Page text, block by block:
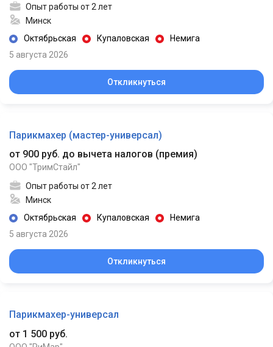
Опыт работы от 2 лет
Минск
Октябрьская
Купаловская
Немига
5 августа 2026
Откликнуться
Парикмахер (мастер-универсал)
от 900 руб. до вычета налогов (премия)
ООО "ТримСтайл"
Опыт работы от 2 лет
Минск
Октябрьская
Купаловская
Немига
5 августа 2026
Откликнуться
Парикмахер-универсал
от 1 500 руб.